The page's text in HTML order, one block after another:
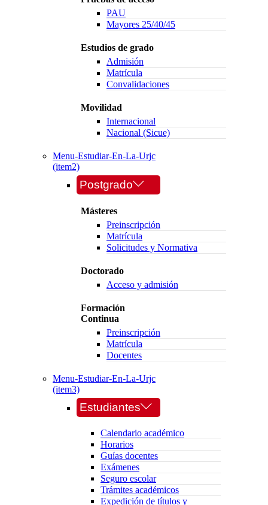
PAU
Mayores 25/40/45
Estudios de grado
Admisión
Matrícula
Convalidaciones
Movilidad
Internacional
Nacional (Sicue)
Menu-Estudiar-En-La-Urjc
(item2)
Postgrado
Másteres
Preinscripción
Matrícula
Solicitudes y Normativa
Doctorado
Acceso y admisión
Formación
Continua
Preinscripción
Matrícula
Docentes
Menu-Estudiar-En-La-Urjc
(item3)
Estudiantes
Calendario académico
Horarios
Guías docentes
Exámenes
Seguro escolar
Trámites académicos
Expedición de títulos y